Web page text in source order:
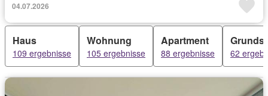
04.07.2026
Haus
109 ergebnisse
Wohnung
105 ergebnisse
Apartment
88 ergebnisse 62